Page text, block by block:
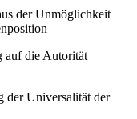
der Unmöglichkeit
auf die Autorität
der Universalität der